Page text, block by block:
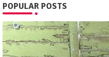
POPULAR POSTS